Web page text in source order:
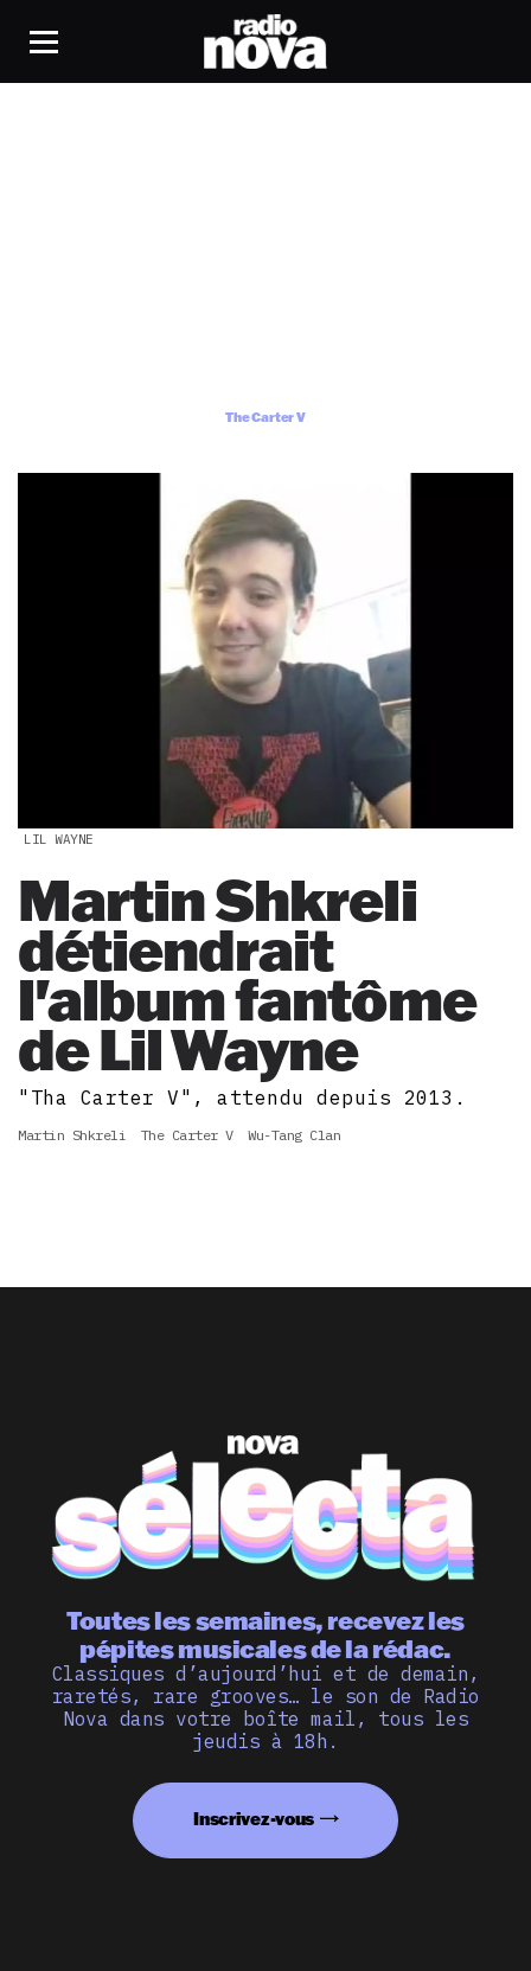
The Carter V
LIL WAYNE
Martin Shkreli
détiendrait
l'album fantôme
de Lil Wayne
"Tha Carter V", attendu depuis 2013.
Martin Shkreli The Carter V Wu-Tang Clan
Toutes les semaines, recevez les
pépites musicales de la rédac.
Classiques d’aujourd’hui et de demain,
raretés, rare grooves… le son de Radio
Nova dans votre boîte mail, tous les
jeudis à 18h.
Inscrivez-vous